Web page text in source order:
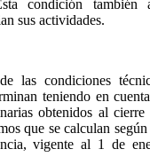
condición también
sus actividades.
las condiciones
teniendo en
obtenidos al
que se calculan
vigente al 1 de